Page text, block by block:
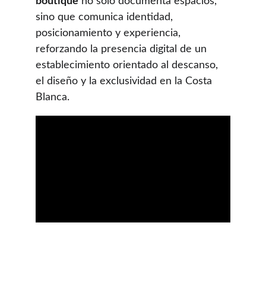
sino que comunica identidad,
posicionamiento y experiencia,
reforzando la presencia digital de un
establecimiento orientado al descanso,
el diseño y la exclusividad en la Costa
Blanca.